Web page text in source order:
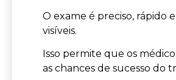
O exame é preciso, rápido
visíveis.
Isso permite que os
as chances de sucesso do